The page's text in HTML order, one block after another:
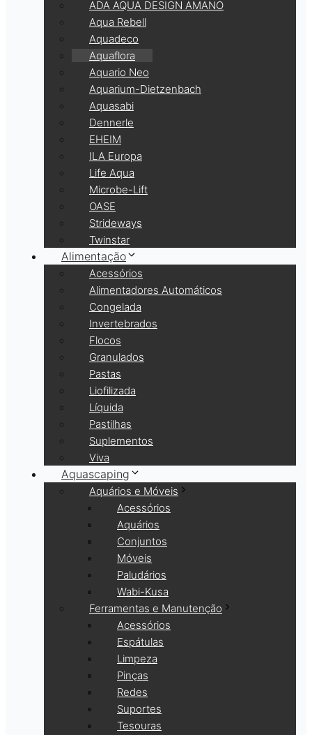
ADA AQUA DESIGN AMANO
Aqua Rebell
Aquadeco
Aquaflora
Aquario Neo
Aquarium-Dietzenbach
Aquasabi
Dennerle
EHEIM
ILA Europa
Life Aqua
Microbe-Lift
OASE
Strideways
Twinstar
Alimentação
Acessórios
Alimentadores Automáticos
Congelada
Invertebrados
Flocos
Granulados
Pastas
Liofilizada
Líquida
Pastilhas
Suplementos
Viva
Aquascaping
Aquários e Móveis
Acessórios
Aquários
Conjuntos
Móveis
Paludários
Wabi-Kusa
Ferramentas e Manutenção
Acessórios
Espátulas
Limpeza
Pinças
Redes
Suportes
Tesouras